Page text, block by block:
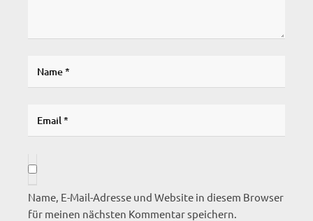
Name, E-Mail-Adresse und Website in diesem Browser
für meinen nächsten Kommentar speichern.